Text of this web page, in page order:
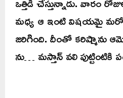
మధ్య ఆ ఇంటి విషయమై
జరిగింది. దీంతో కరిష్మాను
ను… మస్తాన్ వలి పుట్టింటికి